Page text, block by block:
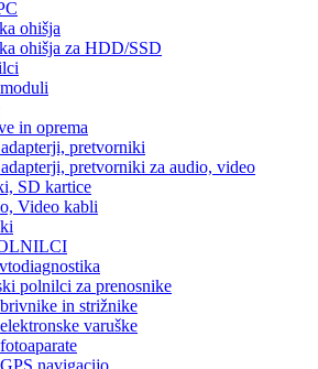
ohišja
ohišja za HDD/SSD
in oprema
pretvorniki
pretvorniki za audio, video
SD kartice
Video kabli
polnilci za prenosnike
in strižnike
varuške
navigacijo